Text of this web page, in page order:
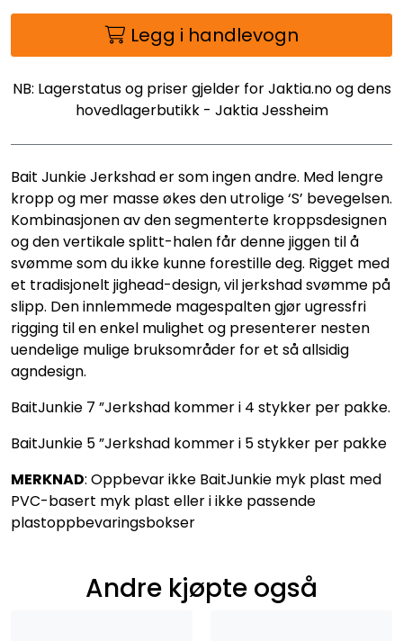
Legg i handlevogn
NB: Lagerstatus og priser gjelder for Jaktia.no og dens
hovedlagerbutikk - Jaktia Jessheim
Bait Junkie Jerkshad er som ingen andre. Med lengre
kropp og mer masse økes den utrolige ‘S’ bevegelsen.
Kombinasjonen av den segmenterte kroppsdesignen
og den vertikale splitt-halen får denne jiggen til å
svømme som du ikke kunne forestille deg. Rigget med
et tradisjonelt jighead-design, vil jerkshad svømme på
slipp. Den innlemmede magespalten gjør ugressfri
rigging til en enkel mulighet og presenterer nesten
uendelige mulige bruksområder for et så allsidig
agndesign.
BaitJunkie 7 ”Jerkshad kommer i 4 stykker per pakke.
BaitJunkie 5 ”Jerkshad kommer i 5 stykker per pakke
MERKNAD: Oppbevar ikke BaitJunkie myk plast med
PVC-basert myk plast eller i ikke passende
plastoppbevaringsbokser
Andre kjøpte også